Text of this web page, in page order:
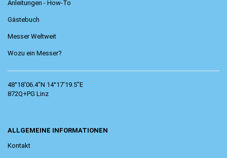
Anleitungen - How-To
Gästebuch
Messer Weltweit
Wozu ein Messer?
48°18'06.4"N 14°17'19.5"E
872Q+PG Linz
ALLGEMEINE INFORMATIONEN
Kontakt